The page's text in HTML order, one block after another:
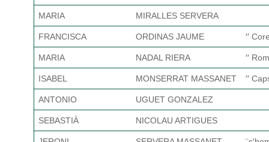
MARIA MIRALLES SERVERA
FRANCISCA ORDINAS JAUME ′′
MARIA NADAL RIERA ′′
ISABEL MONSERRAT MASSANET ′′
ANTONIO UGUET GONZALEZ
SEBASTIÀ NICOLAU ARTIGUES